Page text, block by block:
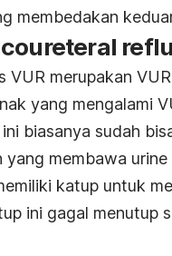
membedakan
VUR merupakan
yang mengalami
biasanya sudah
yang membawa
katup untuk
ini gagal menutup